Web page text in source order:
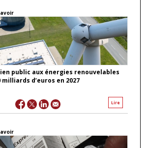
public aux énergies renouvelables
d’euros en 2027
Lire